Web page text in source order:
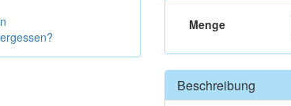
Menge
Beschreibung